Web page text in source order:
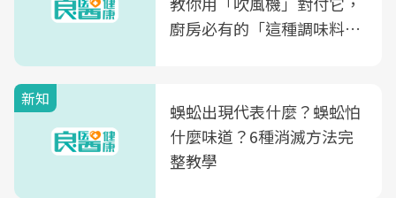
廚房必有的「這種調味料」
新知
蜈蚣出現代表什麼？蜈蚣怕
什麼味道？6種消滅方法完
整教學